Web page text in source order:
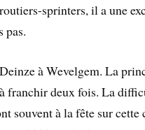
sprinters, il a une
pas.
à Wevelgem. La
franchir deux fois. La
souvent à la fête sur cette